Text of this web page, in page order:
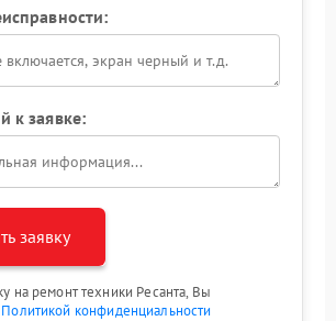
к заявке:
заявку
на ремонт техники Ресанта, Вы
Политикой конфиденциальности